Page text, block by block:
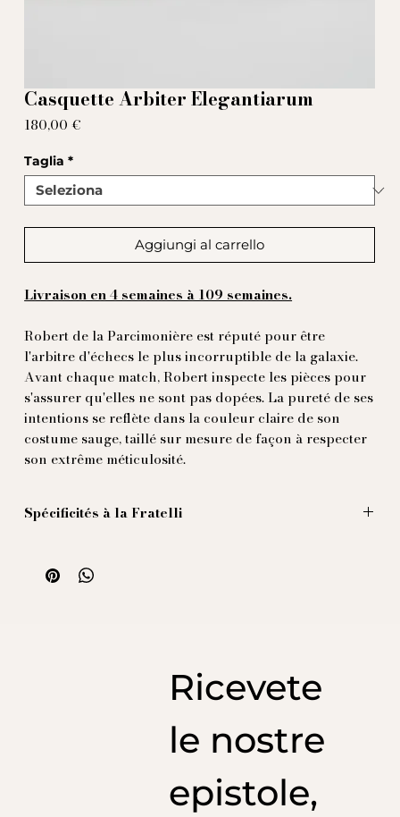
Casquette Arbiter Elegantiarum
180,00 €
Taglia *
Aggiungi al carrello
Livraison en 4 semaines à 109 semaines.
Robert de la Parcimonière est réputé pour être
l'arbitre d'échecs le plus incorruptible de la galaxie.
Avant chaque match, Robert inspecte les pièces pour
s'assurer qu'elles ne sont pas dopées. La pureté de ses
intentions se reflète dans la couleur claire de son
costume sauge, taillé sur mesure de façon à respecter
son extrême méticulosité.
Spécificités à la Fratelli
Avec cette casquette, devenez l'arbitre des élégances
et arrêtez le mauvais en le sifflant comme un vrai
Ricevete
le nostre
epistole,